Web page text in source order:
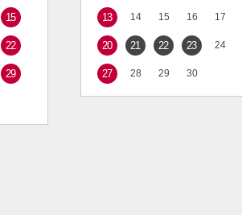
15
22
29
13 14 15 16 17
20 21 22 23 24
27 28 29 30